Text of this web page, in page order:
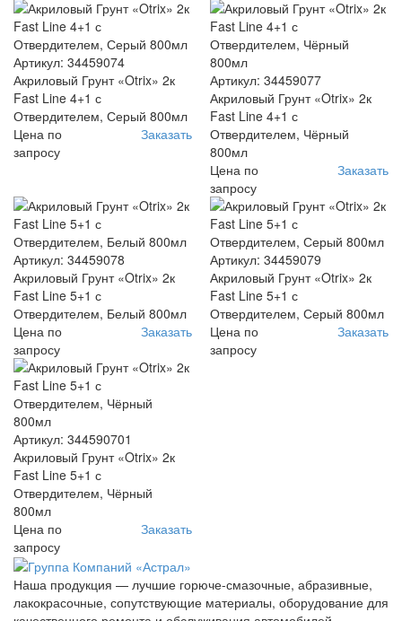
Артикул: 34459074
Акриловый Грунт «Otrix» 2к
Fast Line 4+1 с
Отвердителем, Серый 800мл
Цена по
запросу
Заказать
Артикул: 34459077
Акриловый Грунт «Otrix» 2к
Fast Line 4+1 с
Отвердителем, Чёрный
800мл
Цена по
запросу
Заказать
Артикул: 34459078
Акриловый Грунт «Otrix» 2к
Fast Line 5+1 с
Отвердителем, Белый 800мл
Цена по
запросу
Заказать
Артикул: 34459079
Акриловый Грунт «Otrix» 2к
Fast Line 5+1 с
Отвердителем, Серый 800мл
Цена по
запросу
Заказать
Артикул: 344590701
Акриловый Грунт «Otrix» 2к
Fast Line 5+1 с
Отвердителем, Чёрный
800мл
Цена по
запросу
Заказать
Наша продукция — лучшие горюче-смазочные, абразивные,
лакокрасочные, сопутствующие материалы, оборудование для